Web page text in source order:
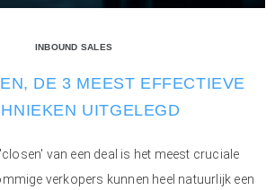
INBOUND SALES
DE 3 MEEST EFFECTIEVE
UITGELEGD
van een deal is het meest cruciale
verkopers kunnen heel natuurlijk een